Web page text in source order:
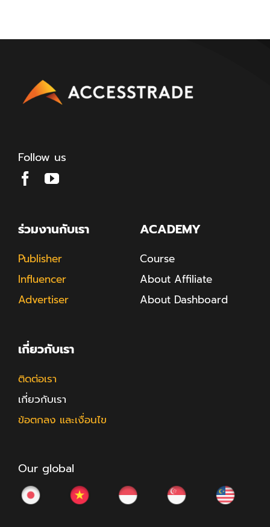
Follow us
ร่วมงานกับเรา
Publisher
Influencer
Advertiser
ACADEMY
Course
About Affiliate
About Dashboard
เกี่ยวกับเรา
ติดต่อเรา
เกี่ยวกับเรา
ข้อตกลง และเงื่อนไข
Our global